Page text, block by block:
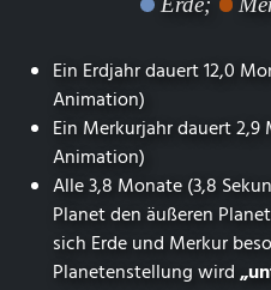
Ein Erdjahr dauert 12,0
Animation)
Ein Merkurjahr dauert
Animation)
Alle 3,8 Monate (3,8
Planet den äußeren
sich Erde und Merkur
Planetenstellung wird